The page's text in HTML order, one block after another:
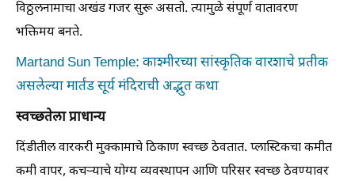
विठ्ठलनामाचा अखंड गजर सुरू असतो. त्यामुळे संपूर्ण वातावरण
भक्तिमय बनते.
Martand Sun Temple: काश्मीरच्या सांस्कृतिक वारशाचे प्रतीक
असलेल्या मार्तंड सूर्य मंदिराची अद्भुत कथा
स्वच्छतेला प्राधान्य
दिंडीतील वारकरी मुक्कामाचे ठिकाण स्वच्छ ठेवतात. प्लास्टिकचा कमीत
कमी वापर, कचऱ्याचे योग्य व्यवस्थापन आणि परिसर स्वच्छ ठेवण्यावर